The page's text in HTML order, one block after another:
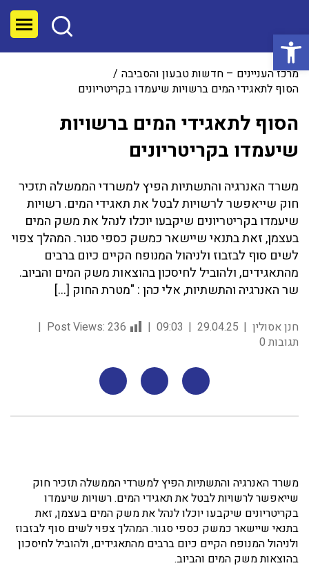
מרכז העניינים – חדשות טבעון והסביבה
הסוף לתאגידי המים ברשויות שיעמדו בקריטריונים
הסוף לתאגידי המים ברשויות
שיעמדו בקריטריונים
משרד האנרגיה והתשתיות הפיץ למשרדי הממשלה תזכיר
חוק שייאפשר לרשויות לבטל את תאגידי המים. רשויות
שיעמדו בקריטריונים שיקבעו יוכלו לנהל את משק המים
בעצמן, זאת בתנאי שיישאר כמשק כספי סגור. המהלך צפוי
לשים סוף לבזבוז ולניהול המנופח הקיים כיום ברבים
מהתאגידים, ולהוביל לחיסכון בהוצאות משק המים והביוב.
שר האנרגיה והתשתיות, אלי כהן : "מטרת החוק […]
חנן אסולין 29.04.25
09:03
Post Views: 236
תגובות 0
משרד האנרגיה והתשתיות הפיץ למשרדי הממשלה תזכיר חוק
שייאפשר לרשויות לבטל את תאגידי המים. רשויות שיעמדו
בקריטריונים שיקבעו יוכלו לנהל את משק המים בעצמן, זאת
בתנאי שיישאר כמשק כספי סגור. המהלך צפוי לשים סוף לבזבוז
ולניהול המנופח הקיים כיום ברבים מהתאגידים, ולהוביל לחיסכון
בהוצאות משק המים והביוב.
פתח סרגל נגישות